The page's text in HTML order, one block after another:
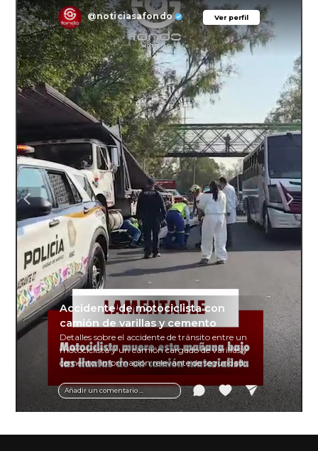
Ver perfil
@noticiasafondo Ver perfil
Añadir un comentario ...
Accidente de motociclista con
camión de varillas y cemento
Detalles sobre el accidente de tránsito entre un
motociclista y un camión cargado de varillas y
cemento. Información relevante de seguridad
vial y recomendaciones para motociclistas.